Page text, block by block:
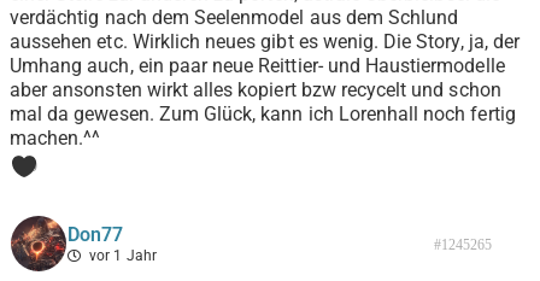
verdächtig nach dem Seelenmodel aus dem Schlund
aussehen etc. Wirklich neues gibt es wenig. Die Story, ja, der
Umhang auch, ein paar neue Reittier- und Haustiermodelle
aber ansonsten wirkt alles kopiert bzw recycelt und schon
mal da gewesen. Zum Glück, kann ich Lorenhall noch fertig
machen.^^
0
Don77
vor 1 Jahr
#1245265